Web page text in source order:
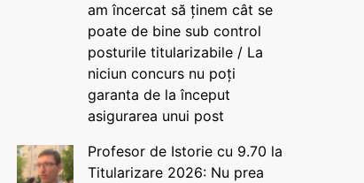
am încercat să ținem cât se
poate de bine sub control
posturile titularizabile / La
niciun concurs nu poți
garanta de la început
asigurarea unui post
Profesor de Istorie cu 9.70 la
Titularizare 2026: Nu prea